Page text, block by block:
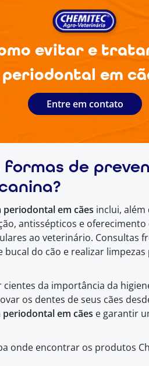
evitar e
periodontal em
Entre em contato
formas de
periodontal em cães inclui, além
antissépticos e
ao veterinário. Consultas
do cão e realizar
da importância da
os dentes de seus cães
periodontal em cães e garantir
onde encontrar os produtos